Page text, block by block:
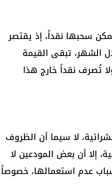
سحبها نقداً، إذ يقتصر
الشهر، تبقى القيمة
تُصرف نقداً خارج هذا
لا سيما أن الظروف
إلا أن بعض المودعين لا
عدم استعمالها، خصوصاً